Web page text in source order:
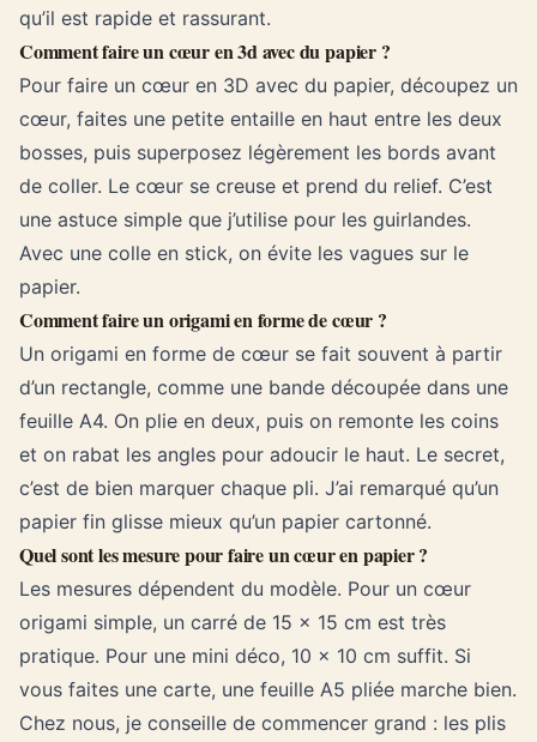
qu’il est rapide et rassurant.
Comment faire un cœur en 3d avec du papier ?
Pour faire un cœur en 3D avec du papier, découpez un
cœur, faites une petite entaille en haut entre les deux
bosses, puis superposez légèrement les bords avant
de coller. Le cœur se creuse et prend du relief. C’est
une astuce simple que j’utilise pour les guirlandes.
Avec une colle en stick, on évite les vagues sur le
papier.
Comment faire un origami en forme de cœur ?
Un origami en forme de cœur se fait souvent à partir
d’un rectangle, comme une bande découpée dans une
feuille A4. On plie en deux, puis on remonte les coins
et on rabat les angles pour adoucir le haut. Le secret,
c’est de bien marquer chaque pli. J’ai remarqué qu’un
papier fin glisse mieux qu’un papier cartonné.
Quel sont les mesure pour faire un cœur en papier ?
Les mesures dépendent du modèle. Pour un cœur
origami simple, un carré de 15 x 15 cm est très
pratique. Pour une mini déco, 10 x 10 cm suffit. Si
vous faites une carte, une feuille A5 pliée marche bien.
Chez nous, je conseille de commencer grand : les plis